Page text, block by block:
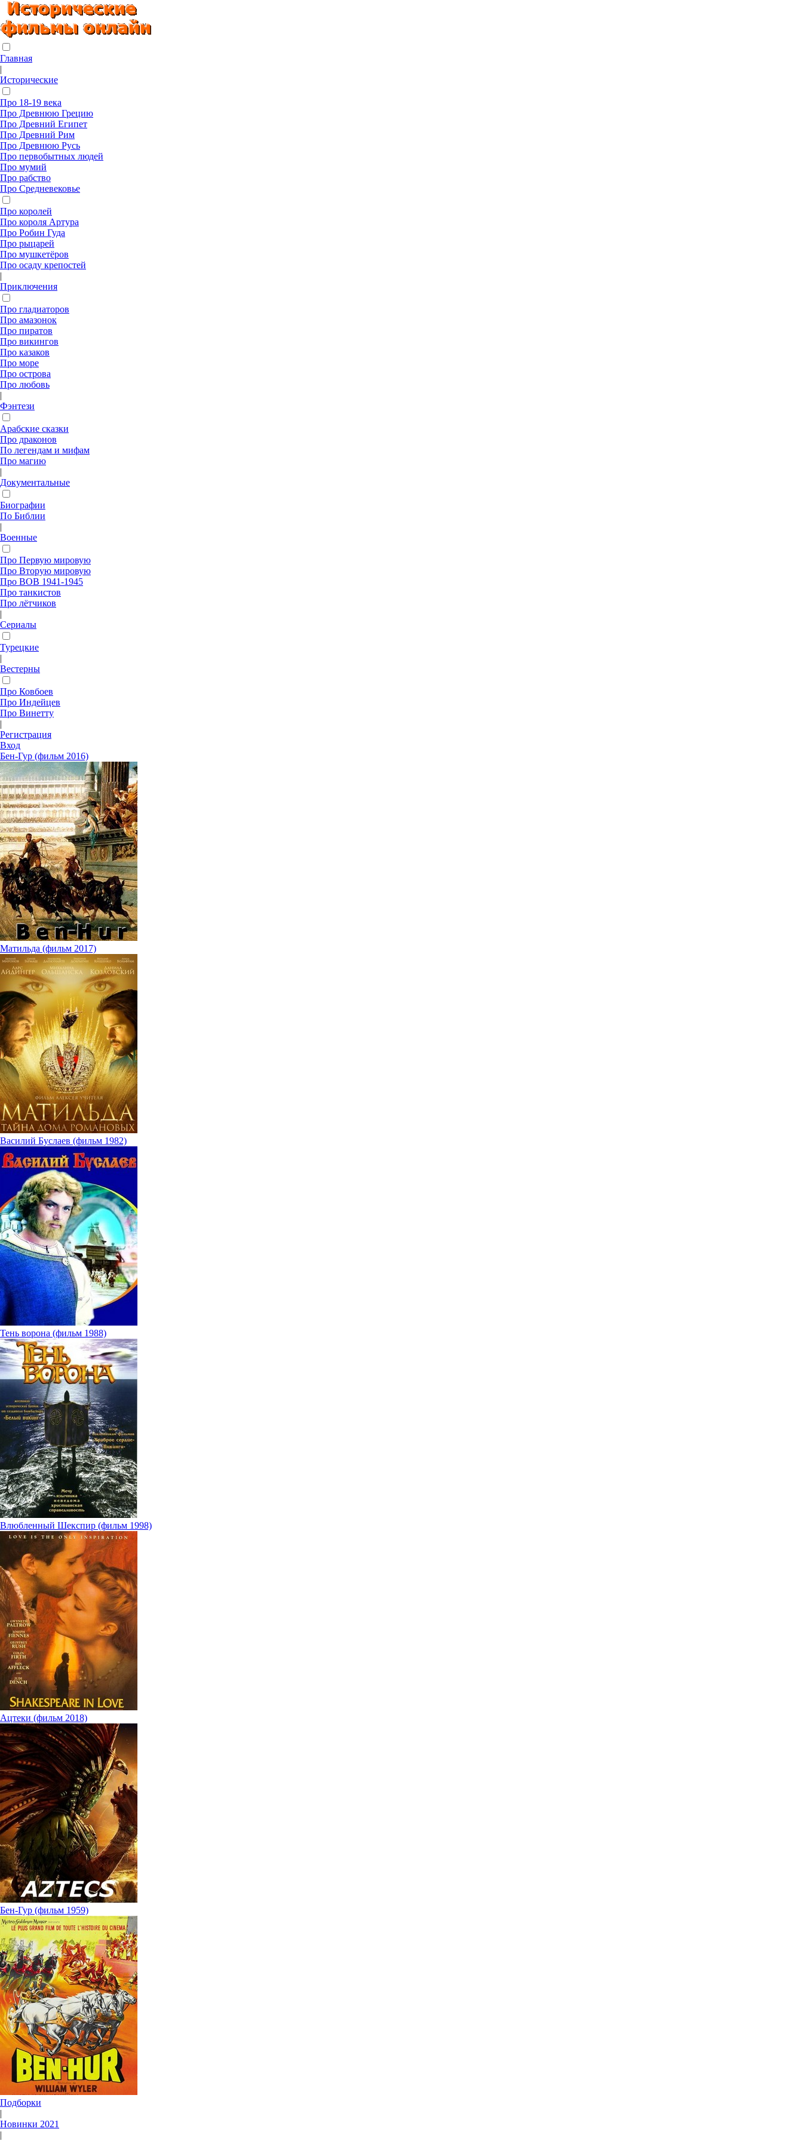
Главная
|
Исторические
Про 18-19 века
Про Древнюю Грецию
Про Древний Египет
Про Древний Рим
Про Древнюю Русь
Про первобытных людей
Про мумий
Про рабство
Про Средневековье
Про королей
Про короля Артура
Про Робин Гуда
Про рыцарей
Про мушкетёров
Про осаду крепостей
|
Приключения
Про гладиаторов
Про амазонок
Про пиратов
Про викингов
Про казаков
Про море
Про острова
Про любовь
|
Фэнтези
Арабские сказки
Про драконов
По легендам и мифам
Про магию
|
Документальные
Биографии
По Библии
|
Военные
Про Первую мировую
Про Вторую мировую
Про ВОВ 1941-1945
Про танкистов
Про лётчиков
|
Сериалы
Турецкие
|
Вестерны
Про Ковбоев
Про Индейцев
Про Винетту
|
Регистрация
Вход
Бен-Гур (фильм 2016)
Матильда (фильм 2017)
Василий Буслаев (фильм 1982)
Тень ворона (фильм 1988)
Влюбленный Шекспир (фильм 1998)
Ацтеки (фильм 2018)
Бен-Гур (фильм 1959)
Подборки
|
Новинки 2021
|